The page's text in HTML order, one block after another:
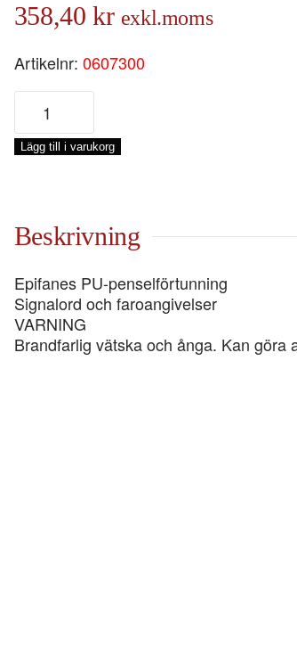
358,40kr exkl.moms
Artikelnr: 0607300
EPIFANES
PENSELFÖRTUNNING,
1-
Lägg till i varukorg
Beskrivning
Epifanes PU-penselförtunning
Signalord och faroangivelser
VARNING
Brandfarlig vätska och ånga. Kan göra